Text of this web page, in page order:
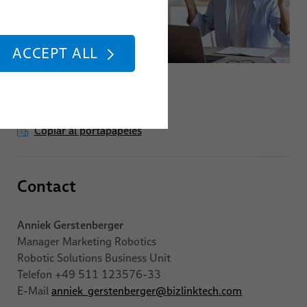
Copiar al portapapeles
Contact
Anniek Gerstenberger
Manager Marketing Robotics
Robotic Solutions Business Unit
Telefon +49 511 123576-33
E-Mailanniek_gerstenberger@bizlinktech.com
ACCEPT ALL